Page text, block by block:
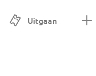
Uitgaan